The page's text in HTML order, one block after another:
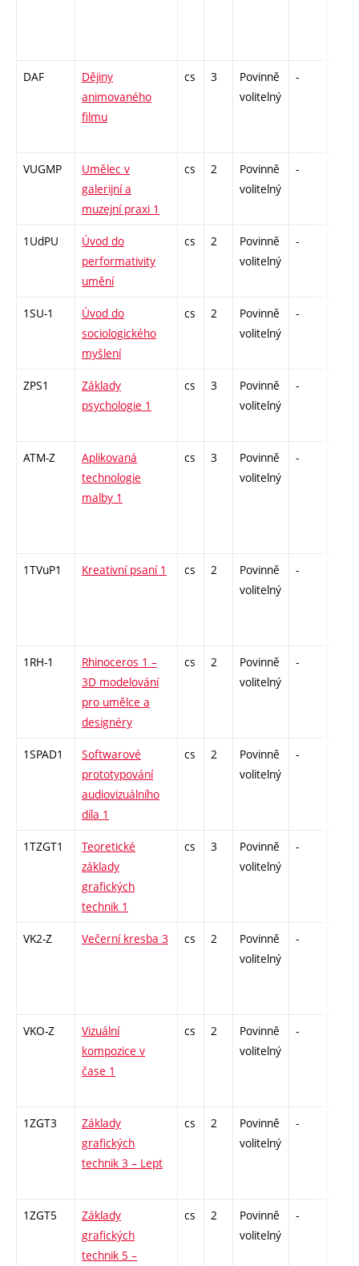
DAF
Dějiny
animovaného
filmu
cs 3
Povinně
volitelný
-
VUGMP
Umělec v
galerijní a
muzejní praxi 1
cs 2
Povinně
volitelný
-
1UdPU
Úvod do
performativity
umění
cs 2
Povinně
volitelný
-
1SU-1
Úvod do
sociologického
myšlení
cs 2
Povinně
volitelný
-
ZPS1
Základy
psychologie 1
cs 3
Povinně
volitelný
-
ATM-Z
Aplikovaná
technologie
malby 1
cs 3
Povinně
volitelný
-
1TVuP1 Kreativní psaní 1 cs 2
Povinně
volitelný
-
1RH-1
Rhinoceros 1 –
3D modelování
pro umělce a
designéry
cs 2
Povinně
volitelný
-
1SPAD1
Softwarové
prototypování
audiovizuálního
díla 1
cs 2
Povinně
volitelný
-
1TZGT1
Teoretické
základy
grafických
technik 1
cs 3
Povinně
volitelný
-
VK2-Z Večerní kresba 3 cs 2
Povinně
volitelný
-
VKO-Z
Vizuální
kompozice v
čase 1
cs 2
Povinně
volitelný
-
1ZGT3
Základy
grafických
technik 3 – Lept
cs 2
Povinně
volitelný
-
1ZGT5
Základy
grafických
technik 5 –
cs 2
Povinně
volitelný
-